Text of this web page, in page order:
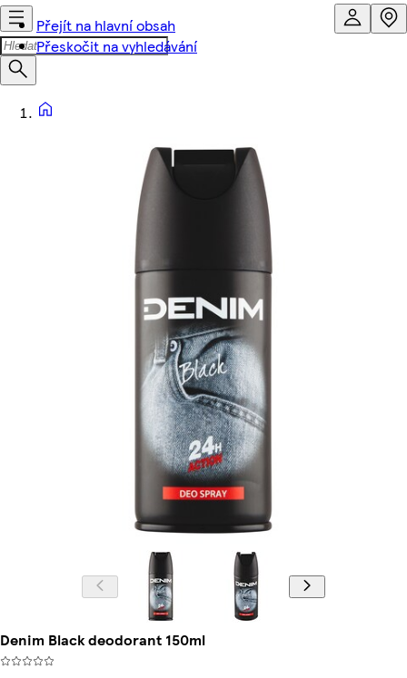
Přejít na hlavní obsah
Přeskočit na vyhledávání
Denim Black deodorant 150ml